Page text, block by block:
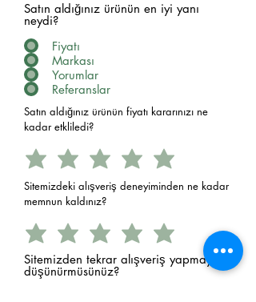
Satın aldığınız ürünün en iyi yanı
neydi?
Fiyatı
Markası
Yorumlar
Referanslar
Satın aldığınız ürünün fiyatı kararınızı ne
kadar etkliledi?
Sitemizdeki alışveriş deneyiminden ne kadar
memnun kaldınız?
Sitemizden tekrar alışveriş yapmayı
düşünürmüsünüz?